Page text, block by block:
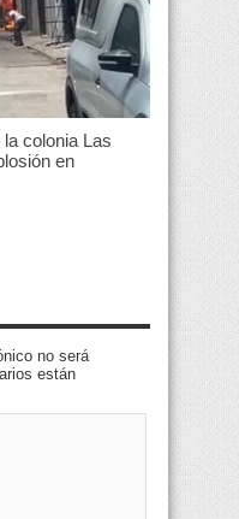
colonia Las
en
no será
están